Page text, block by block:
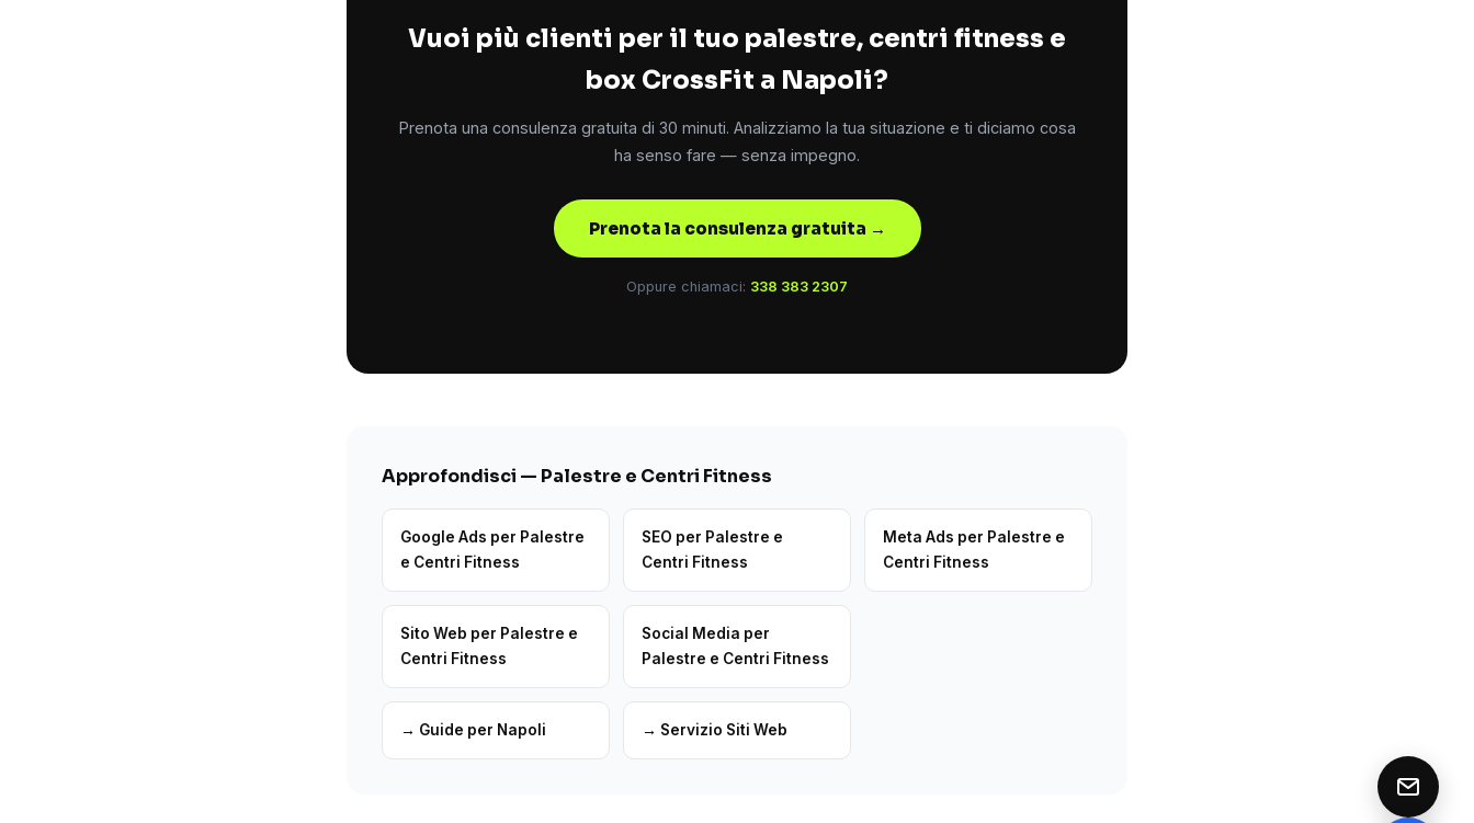
Vuoi più clienti per il tuo palestre, centri fitness e
box CrossFit a Napoli?
Prenota una consulenza gratuita di 30 minuti. Analizziamo la tua situazione e ti diciamo cosa
ha senso fare — senza impegno.
Prenota la consulenza gratuita →
Oppure chiamaci: 338 383 2307
Approfondisci — Palestre e Centri Fitness
Google Ads per Palestre
e Centri Fitness
SEO per Palestre e
Centri Fitness
Meta Ads per Palestre e
Centri Fitness
Sito Web per Palestre e
Centri Fitness
Social Media per
Palestre e Centri Fitness
→ Guide per Napoli → Servizio Siti Web